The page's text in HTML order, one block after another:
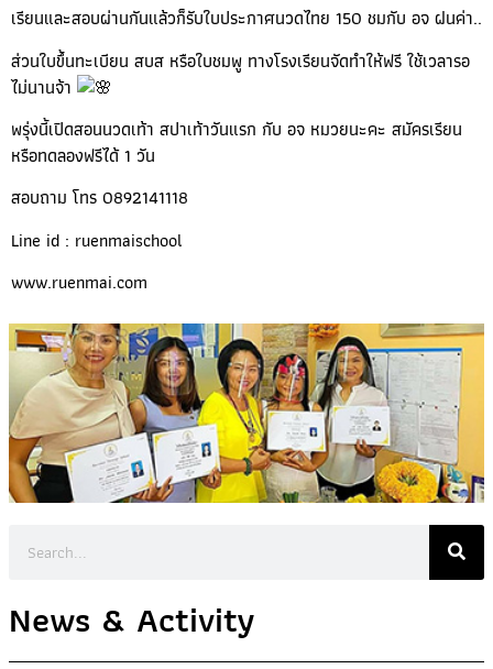
เรียนและสอบผ่านกันแล้วก็รับใบประกาศนวดไทย 150 ชมกับ อจ ฝนค่า..
ส่วนใบขึ้นทะเบียน สบส หรือใบชมพู ทางโรงเรียนจัดทำให้ฟรี ใช้เวลารอ
ไม่นานจ้า
พรุ่งนี้เปิดสอนนวดเท้า สปาเท้าวันแรก กับ อจ หมวยนะคะ สมัครเรียน
หรือทดลองฟรีได้ 1 วัน
สอบถาม โทร 0892141118
Line id : ruenmaischool
www.ruenmai.com
News & Activity